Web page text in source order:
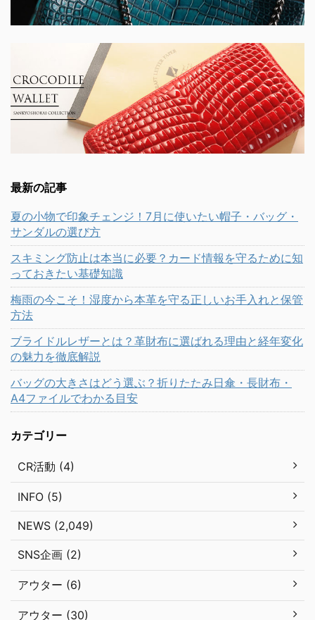
最新の記事
夏の小物で印象チェンジ！7月に使いたい帽子・バッグ・
サンダルの選び方
スキミング防止は本当に必要？カード情報を守るために知
っておきたい基礎知識
梅雨の今こそ！湿度から本革を守る正しいお手入れと保管
方法
ブライドルレザーとは？革財布に選ばれる理由と経年変化
の魅力を徹底解説
バッグの大きさはどう選ぶ？折りたたみ日傘・長財布・
A4ファイルでわかる目安
カテゴリー
CR活動 (4)
INFO (5)
NEWS (2,049)
SNS企画 (2)
アウター (6)
アウター (30)